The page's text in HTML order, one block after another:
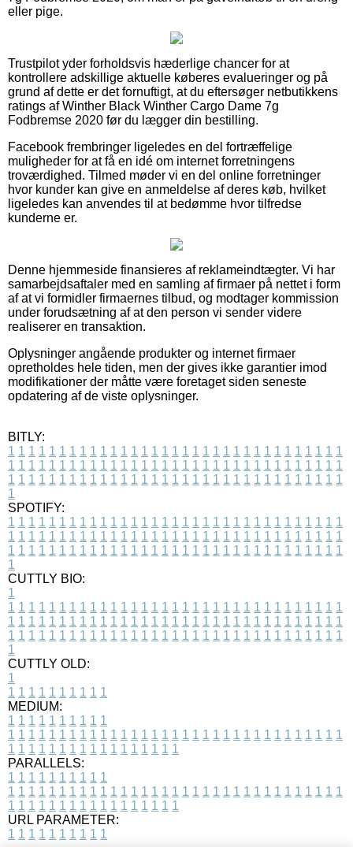
eller pige.
Trustpilot yder forholdsvis hæderlige chancer for at
kontrollere adskillige aktuelle køberes evalueringer og på
grund af dette er det fornuftigt, at du eftersøger netbutikkens
ratings af Winther Black Winther Cargo Dame 7g
Fodbremse 2020 før du lægger din bestilling.
Facebook frembringer ligeledes en del fortræffelige
muligheder for at få en idé om internet forretningens
troværdighed. Tilmed møder vi en del online forretninger
hvor kunder kan give en anmeldelse af deres køb, hvilket
ligeledes kan anvendes til at bedømme hvor tilfredse
kunderne er.
Denne hjemmeside finansieres af reklameindtægter. Vi har
samarbejdsaftaler med en samling af firmaer på nettet i form
af at vi formidler firmaernes tilbud, og modtager kommission
under forudsætning af at den person vi sender videre
realiserer en transaktion.
Oplysninger angående produkter og internet firmaer
opretholdes hele tiden, men der gives ikke garantier imod
modifikationer der måtte være foretaget siden seneste
opdatering af de viste oplysninger.
BITLY:
1 1 1 1 1 1 1 1 1 1 1 1 1 1 1 1 1 1 1 1 1 1 1 1 1 1 1 1 1 1 1 1 1
1 1 1 1 1 1 1 1 1 1 1 1 1 1 1 1 1 1 1 1 1 1 1 1 1 1 1 1 1 1 1 1 1
1 1 1 1 1 1 1 1 1 1 1 1 1 1 1 1 1 1 1 1 1 1 1 1 1 1 1 1 1 1 1 1 1
1
SPOTIFY:
1 1 1 1 1 1 1 1 1 1 1 1 1 1 1 1 1 1 1 1 1 1 1 1 1 1 1 1 1 1 1 1 1
1 1 1 1 1 1 1 1 1 1 1 1 1 1 1 1 1 1 1 1 1 1 1 1 1 1 1 1 1 1 1 1 1
1 1 1 1 1 1 1 1 1 1 1 1 1 1 1 1 1 1 1 1 1 1 1 1 1 1 1 1 1 1 1 1 1
1
CUTTLY BIO:
1
1 1 1 1 1 1 1 1 1 1 1 1 1 1 1 1 1 1 1 1 1 1 1 1 1 1 1 1 1 1 1 1 1
1 1 1 1 1 1 1 1 1 1 1 1 1 1 1 1 1 1 1 1 1 1 1 1 1 1 1 1 1 1 1 1 1
1 1 1 1 1 1 1 1 1 1 1 1 1 1 1 1 1 1 1 1 1 1 1 1 1 1 1 1 1 1 1 1 1
1
CUTTLY OLD:
1
1 1 1 1 1 1 1 1 1 1
MEDIUM:
1 1 1 1 1 1 1 1 1 1
1 1 1 1 1 1 1 1 1 1 1 1 1 1 1 1 1 1 1 1 1 1 1 1 1 1 1 1 1 1 1 1 1
1 1 1 1 1 1 1 1 1 1 1 1 1 1 1 1 1
PARALLELS:
1 1 1 1 1 1 1 1 1 1
1 1 1 1 1 1 1 1 1 1 1 1 1 1 1 1 1 1 1 1 1 1 1 1 1 1 1 1 1 1 1 1 1
1 1 1 1 1 1 1 1 1 1 1 1 1 1 1 1 1
URL PARAMETER:
1 1 1 1 1 1 1 1 1 1